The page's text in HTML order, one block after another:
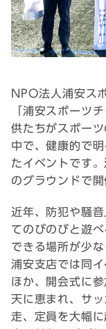
NPO法人浦安ス
「浦安スポーツ
供たちがスポー
中で、健康的で
たイベントです
のグラウンドで
近年、防犯や騒
てのびのびと遊
できる場所が少
浦安支店では同
ほか、開会式に
天に恵まれ、サ
走、定員を大幅